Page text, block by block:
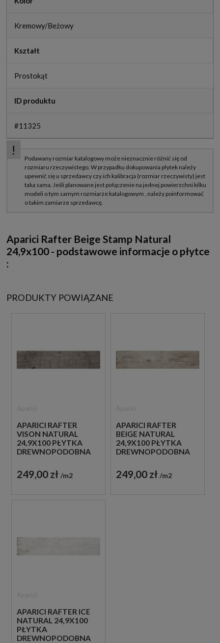
Kremowy/Beżowy
Kształt
Prostokąt
ID produktu
#11325
Aparici Rafter Beige Stamp Natural
24,9x100 - podstawowe informacje o płytce
:
PRODUKTY POWIĄZANE
APARICI RAFTER
VISON NATURAL
24,9X100 PŁYTKA
DREWNOPODOBNA
249,00 zł m2
APARICI RAFTER
BEIGE NATURAL
24,9X100 PŁYTKA
DREWNOPODOBNA
249,00 zł m2
APARICI RAFTER ICE
NATURAL 24,9X100
PŁYTKA
DREWNOPODOBNA